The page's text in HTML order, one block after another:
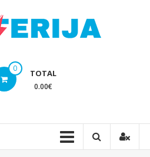
0 TOTAL
0.00€